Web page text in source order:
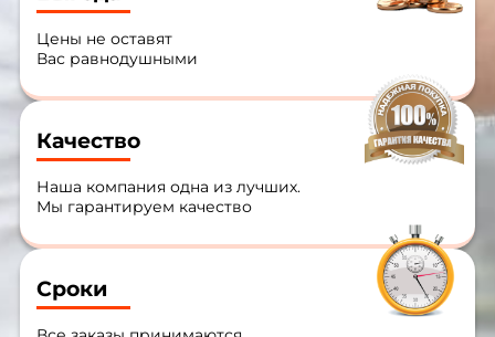
Цены не оставят
Вас равнодушными
Качество
Наша компания одна из лучших.
Мы гарантируем качество
Сроки